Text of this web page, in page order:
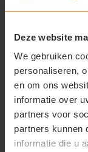
Deze website
We gebruiken
personaliseren,
en om ons
informatie over
partners voor
partners kunnen
informatie die u
Fruit of the Loom
Classic Raglan
Materiaal: Katoen /
Fit: Modern fit
Eigenschap: Hoge
1146